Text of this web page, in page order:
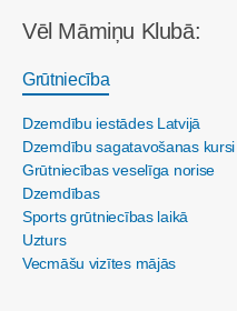
Vēl Māmiņu Klubā:
Grūtniecība
Dzemdību iestādes Latvijā
Dzemdību sagatavošanas kursi
Grūtniecības veselīga norise
Dzemdības
Sports grūtniecības laikā
Uzturs
Vecmāšu vizītes mājās